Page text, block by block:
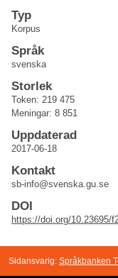
Typ
Korpus
Språk
svenska
Storlek
Token: 219 475
Meningar: 8 851
Uppdaterad
2017-06-18
Kontakt
sb-info@svenska.gu.se
DOI
https://doi.org/10.23695/
Sidansvarig: Språkbanken